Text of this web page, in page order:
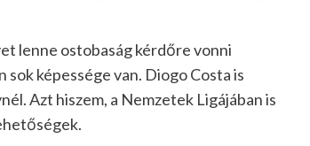
lenne ostobaság kérdőre vonni
képessége van. Diogo Costa is
Azt hiszem, a Nemzetek Ligájában is